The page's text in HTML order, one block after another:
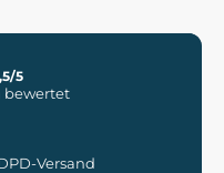
5
bewertet
Versand